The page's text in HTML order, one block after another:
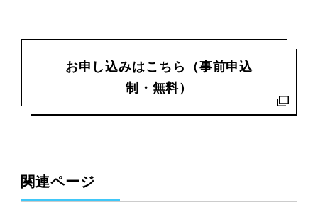
お申し込みはこちら（事前申込
制・無料）
関連ページ